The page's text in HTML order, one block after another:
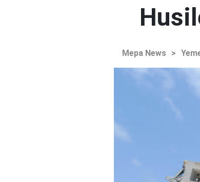
Mepa News >